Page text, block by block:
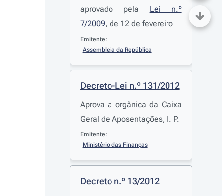
aprovado pela Lei n.º
7/2009, de 12 de fevereiro
Emitente:
Assembleia da República
Decreto-Lei n.º 131/2012
Aprova a orgânica da Caixa
Geral de Aposentações, I. P.
Emitente:
Ministério das Finanças
Decreto n.º 13/2012